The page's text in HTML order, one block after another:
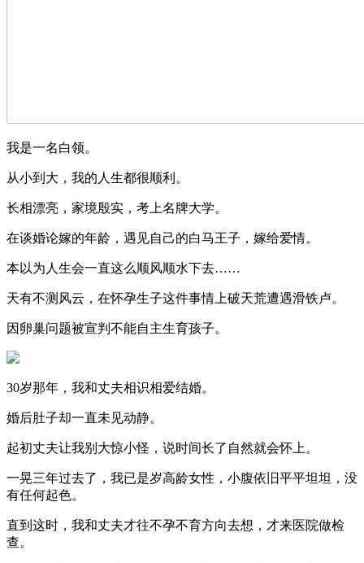
我是一名白领。
从小到大，我的人生都很顺利。
长相漂亮，家境殷实，考上名牌大学。
在谈婚论嫁的年龄，遇见自己的白马王子，嫁给爱情。
本以为人生会一直这么顺风顺水下去……
天有不测风云，在怀孕生子这件事情上破天荒遭遇滑铁卢。
因卵巢问题被宣判不能自主生育孩子。
30岁那年，我和丈夫相识相爱结婚。
婚后肚子却一直未见动静。
起初丈夫让我别大惊小怪，说时间长了自然就会怀上。
一晃三年过去了，我已是岁高龄女性，小腹依旧平平坦坦，没
有任何起色。
直到这时，我和丈夫才往不孕不育方向去想，才来医院做检
查。